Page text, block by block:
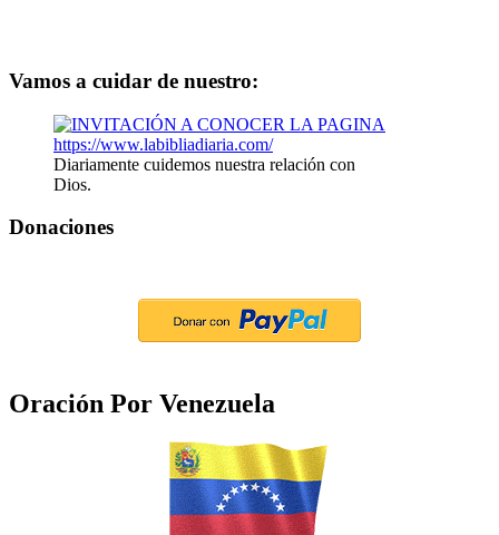
Vamos a cuidar de nuestro:
Diariamente cuidemos nuestra relación con
Dios.
Donaciones
Oración Por Venezuela